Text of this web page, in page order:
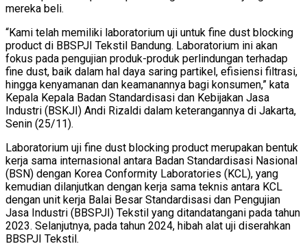
mereka beli.
“Kami telah memiliki laboratorium uji untuk fine dust blocking
product di BBSPJI Tekstil Bandung. Laboratorium ini akan
fokus pada pengujian produk-produk perlindungan terhadap
fine dust, baik dalam hal daya saring partikel, efisiensi filtrasi,
hingga kenyamanan dan keamanannya bagi konsumen,” kata
Kepala Kepala Badan Standardisasi dan Kebijakan Jasa
Industri (BSKJI) Andi Rizaldi dalam keterangannya di Jakarta,
Senin (25/11).
Laboratorium uji fine dust blocking product merupakan bentuk
kerja sama internasional antara Badan Standardisasi Nasional
(BSN) dengan Korea Conformity Laboratories (KCL), yang
kemudian dilanjutkan dengan kerja sama teknis antara KCL
dengan unit kerja Balai Besar Standardisasi dan Pengujian
Jasa Industri (BBSPJI) Tekstil yang ditandatangani pada tahun
2023. Selanjutnya, pada tahun 2024, hibah alat uji diserahkan
BBSPJI Tekstil.